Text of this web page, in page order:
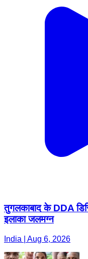
तुगलकाबाद के DDA
इलाका जलमग्न
India | Aug 6, 2026